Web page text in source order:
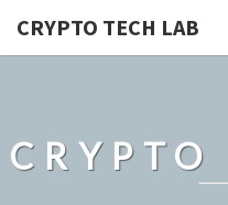
CRYPTO TECH LAB